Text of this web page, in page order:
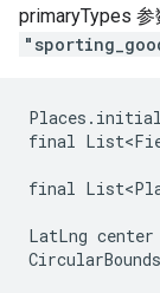
primaryTypes
final
final
LatLng